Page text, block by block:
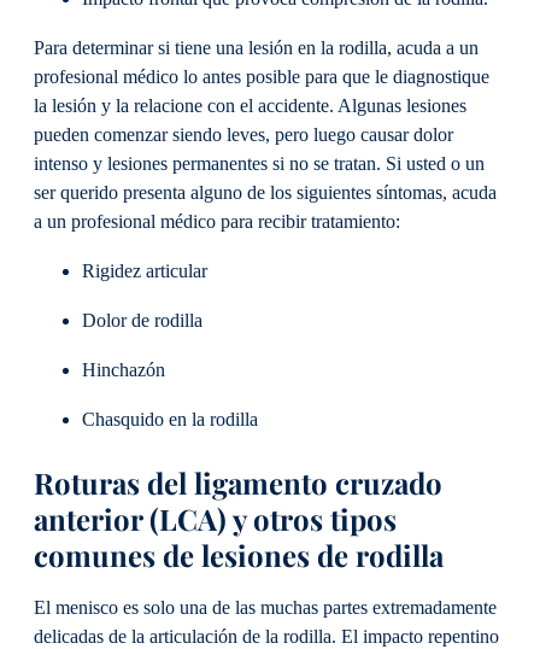
Para determinar si tiene una lesión en la rodilla, acuda a un
profesional médico lo antes posible para que le diagnostique
la lesión y la relacione con el accidente. Algunas lesiones
pueden comenzar siendo leves, pero luego causar dolor
intenso y lesiones permanentes si no se tratan. Si usted o un
ser querido presenta alguno de los siguientes síntomas, acuda
a un profesional médico para recibir tratamiento:
Rigidez articular
Dolor de rodilla
Hinchazón
Chasquido en la rodilla
Roturas del ligamento cruzado
anterior (LCA) y otros tipos
comunes de lesiones de rodilla
El menisco es solo una de las muchas partes extremadamente
delicadas de la articulación de la rodilla. El impacto repentino